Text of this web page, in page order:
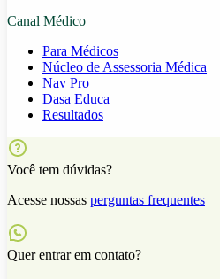
Canal Médico
Para Médicos
Núcleo de Assessoria Médica
Nav Pro
Dasa Educa
Resultados
Você tem dúvidas?
Acesse nossas perguntas frequentes
Quer entrar em contato?